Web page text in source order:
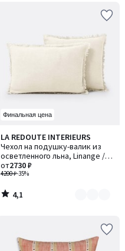
Финальная цена
LA REDOUTE INTERIEURS
Чехол на подушку-валик из
осветленного льна, Linange /
Линанж
4200 ₽-35%
от2730 ₽
4,1
/ 5
Количество
цветов:
3
4,1
/